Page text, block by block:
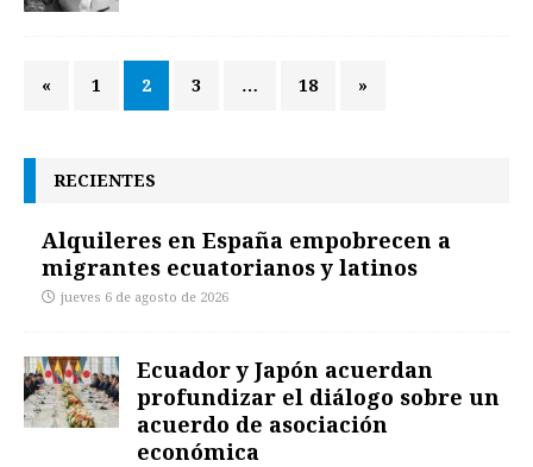
« 1 2 3 … 18 »
RECIENTES
Alquileres en España empobrecen a
migrantes ecuatorianos y latinos
jueves 6 de agosto de 2026
Ecuador y Japón acuerdan
profundizar el diálogo sobre un
acuerdo de asociación
económica